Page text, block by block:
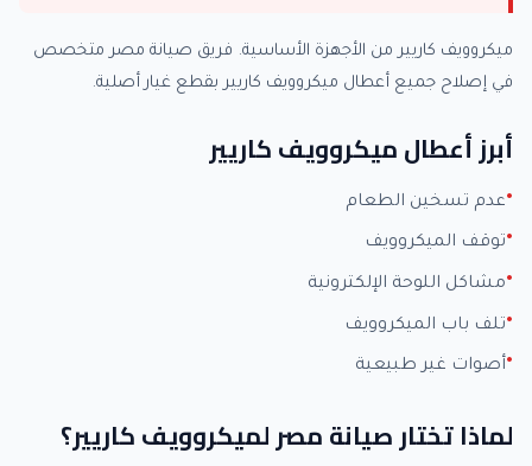
ميكروويف كاريير من الأجهزة الأساسية. فريق صيانة مصر متخصص
في إصلاح جميع أعطال ميكروويف كاريير بقطع غيار أصلية.
أبرز أعطال ميكروويف كاريير
عدم تسخين الطعام
توقف الميكروويف
مشاكل اللوحة الإلكترونية
تلف باب الميكروويف
أصوات غير طبيعية
لماذا تختار صيانة مصر لميكروويف كاريير؟